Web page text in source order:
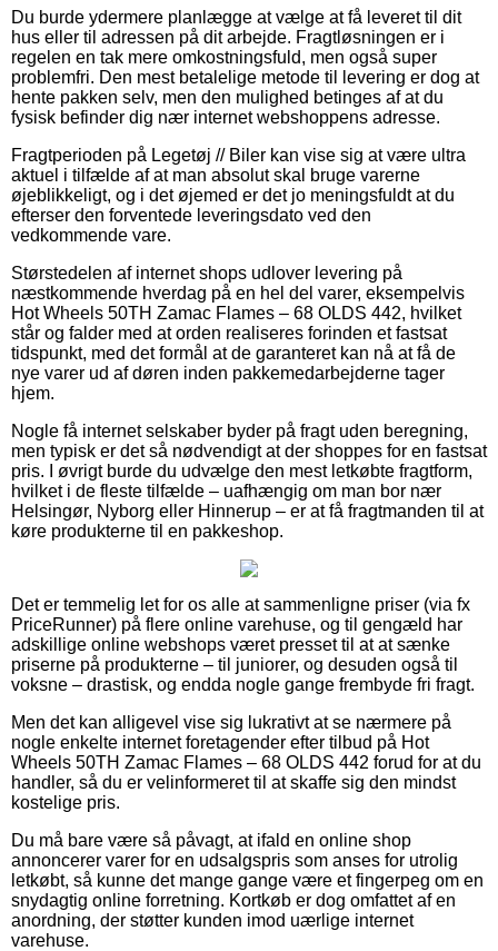
Du burde ydermere planlægge at vælge at få leveret til dit
hus eller til adressen på dit arbejde. Fragtløsningen er i
regelen en tak mere omkostningsfuld, men også super
problemfri. Den mest betalelige metode til levering er dog at
hente pakken selv, men den mulighed betinges af at du
fysisk befinder dig nær internet webshoppens adresse.
Fragtperioden på Legetøj // Biler kan vise sig at være ultra
aktuel i tilfælde af at man absolut skal bruge varerne
øjeblikkeligt, og i det øjemed er det jo meningsfuldt at du
efterser den forventede leveringsdato ved den
vedkommende vare.
Størstedelen af internet shops udlover levering på
næstkommende hverdag på en hel del varer, eksempelvis
Hot Wheels 50TH Zamac Flames – 68 OLDS 442, hvilket
står og falder med at orden realiseres forinden et fastsat
tidspunkt, med det formål at de garanteret kan nå at få de
nye varer ud af døren inden pakkemedarbejderne tager
hjem.
Nogle få internet selskaber byder på fragt uden beregning,
men typisk er det så nødvendigt at der shoppes for en fastsat
pris. I øvrigt burde du udvælge den mest letkøbte fragtform,
hvilket i de fleste tilfælde – uafhængig om man bor nær
Helsingør, Nyborg eller Hinnerup – er at få fragtmanden til at
køre produkterne til en pakkeshop.
Det er temmelig let for os alle at sammenligne priser (via fx
PriceRunner) på flere online varehuse, og til gengæld har
adskillige online webshops været presset til at at sænke
priserne på produkterne – til juniorer, og desuden også til
voksne – drastisk, og endda nogle gange frembyde fri fragt.
Men det kan alligevel vise sig lukrativt at se nærmere på
nogle enkelte internet foretagender efter tilbud på Hot
Wheels 50TH Zamac Flames – 68 OLDS 442 forud for at du
handler, så du er velinformeret til at skaffe sig den mindst
kostelige pris.
Du må bare være så påvagt, at ifald en online shop
annoncerer varer for en udsalgspris som anses for utrolig
letkøbt, så kunne det mange gange være et fingerpeg om en
snydagtig online forretning. Kortkøb er dog omfattet af en
anordning, der støtter kunden imod uærlige internet
varehuse.